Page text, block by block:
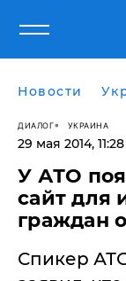
Новости
ДИАЛОГ УКРАИНА
29 мая 2014, 11:28
У АТО
сайт для
граждан
Спикер